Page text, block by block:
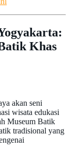
Khas
akan seni
wisata edukasi
Museum Batik
tradisional yang